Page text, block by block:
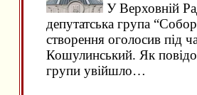
У Верховній
депутатська група
створення оголосив під
Кошулинський. Як
групи увійшло…